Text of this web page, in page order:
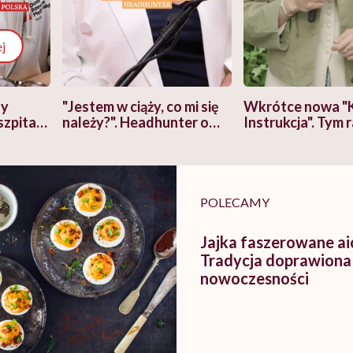
"Jestem w ciąży, co mi się
należy?". Headhunter o
pracy
Wkrótce nowa
Instrukcja". Tym
POLECAMY
Jajka faszerowane
Tradycja
nowoczesności